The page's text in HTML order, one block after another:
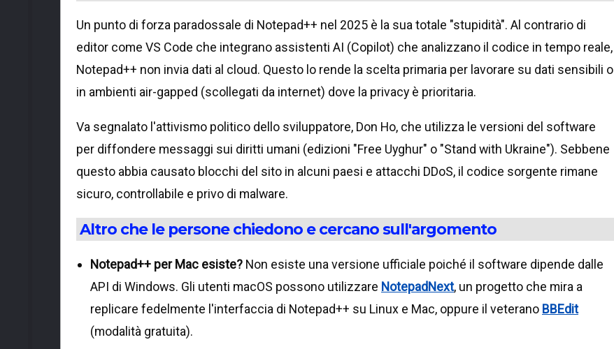
Un punto di forza paradossale di Notepad++ nel 2025 è la sua totale "stupidità". Al contrario di
editor come VS Code che integrano assistenti AI (Copilot) che analizzano il codice in tempo reale,
Notepad++ non invia dati al cloud. Questo lo rende la scelta primaria per lavorare su dati sensibili o
in ambienti air-gapped (scollegati da internet) dove la privacy è prioritaria.
Va segnalato l'attivismo politico dello sviluppatore, Don Ho, che utilizza le versioni del software
per diffondere messaggi sui diritti umani (edizioni "Free Uyghur" o "Stand with Ukraine"). Sebbene
questo abbia causato blocchi del sito in alcuni paesi e attacchi DDoS, il codice sorgente rimane
sicuro, controllabile e privo di malware.
Altro che le persone chiedono e cercano sull'argomento
Notepad++ per Mac esiste? Non esiste una versione ufficiale poiché il software dipende dalle
API di Windows. Gli utenti macOS possono utilizzare NotepadNext, un progetto che mira a
replicare fedelmente l'interfaccia di Notepad++ su Linux e Mac, oppure il veterano BBEdit
(modalità gratuita).